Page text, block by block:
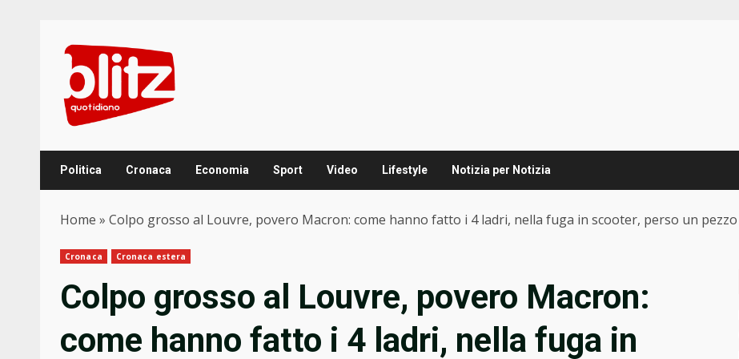
content
Politica Cronaca Economia Sport Video Lifestyle Notizia per Notizia
Home » Colpo grosso al Louvre, povero Macron: come hanno fatto i 4 ladri, nella fuga in scooter, perso un pezzo
Cronaca Cronaca estera
Colpo grosso al Louvre, povero Macron:
come hanno fatto i 4 ladri, nella fuga in